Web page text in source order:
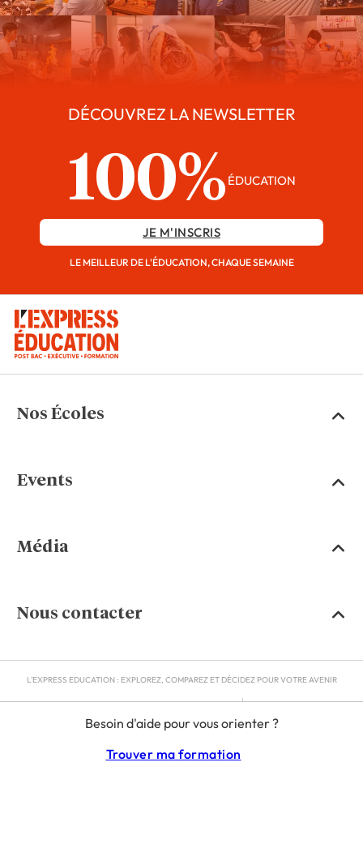
Besoin d'aide pour vous orienter ?
Trouver ma formation
DÉCOUVREZ LA NEWSLETTER
100% ÉDUCATION
JE M'INSCRIS
LE MEILLEUR DE L'ÉDUCATION, CHAQUE SEMAINE
Nos Écoles
Events
Média
Nous contacter
L'EXPRESS EDUCATION : EXPLOREZ, COMPAREZ ET DÉCIDEZ POUR VOTRE AVENIR
RGPD